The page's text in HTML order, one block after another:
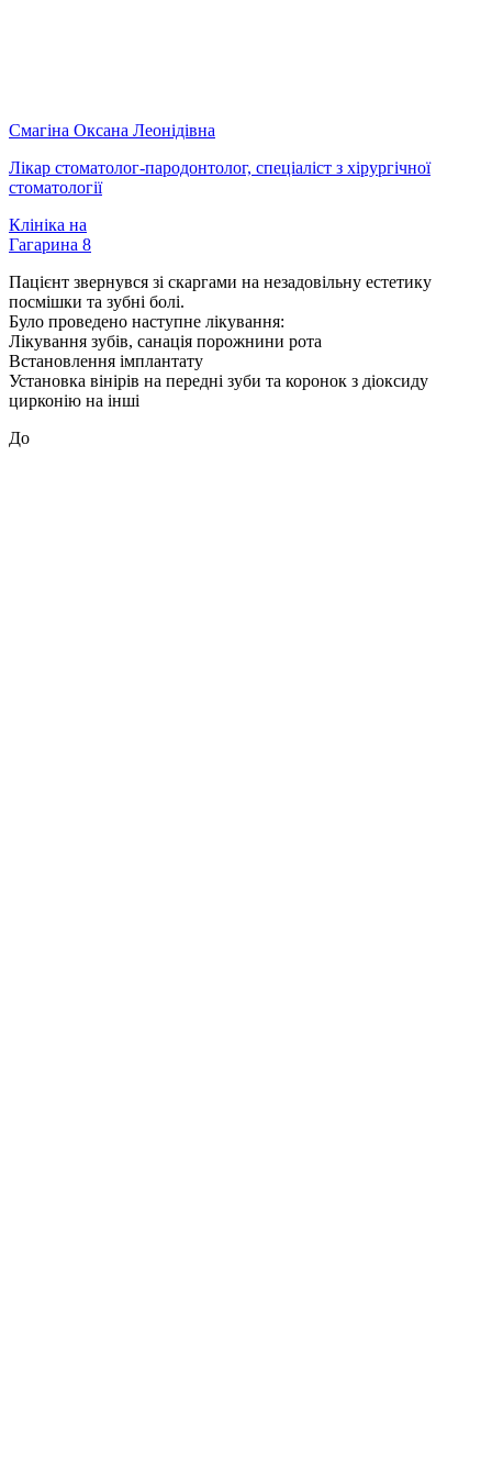
Смагіна Оксана Леонідівна
Лікар стоматолог-пародонтолог, спеціаліст з хірургічної
стоматології
Клініка на
Гагарина 8
Пацієнт звернувся зі скаргами на незадовільну естетику
посмішки та зубні болі.
Було проведено наступне лікування:
Лікування зубів, санація порожнини рота
Встановлення імплантату
Установка вінірів на передні зуби та коронок з діоксиду
цирконію на інші
До